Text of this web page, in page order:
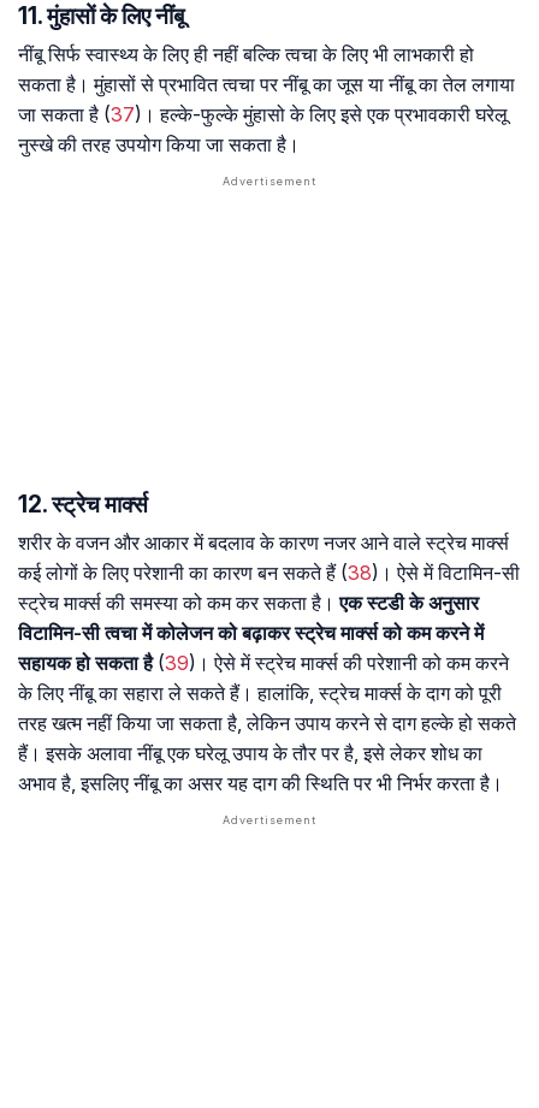
11. मुंहासों के लिए नींबू
नींबू सिर्फ स्वास्थ्य के लिए ही नहीं बल्कि त्वचा के लिए भी लाभकारी हो
सकता है। मुंहासों से प्रभावित त्वचा पर नींबू का जूस या नींबू का तेल लगाया
जा सकता है (37)। हल्के-फुल्के मुंहासो के लिए इसे एक प्रभावकारी घरेलू
नुस्खे की तरह उपयोग किया जा सकता है।
12. स्ट्रेच मार्क्स
शरीर के वजन और आकार में बदलाव के कारण नजर आने वाले स्ट्रेच मार्क्स
कई लोगों के लिए परेशानी का कारण बन सकते हैं (38)। ऐसे में विटामिन-सी
स्ट्रेच मार्क्स की समस्या को कम कर सकता है।एक स्टडी के अनुसार
विटामिन-सी त्वचा में कोलेजन को बढ़ाकर स्ट्रेच मार्क्स को कम करने में
सहायक हो सकता है(39)। ऐसे में स्ट्रेच मार्क्स की परेशानी को कम करने
के लिए नींबू का सहारा ले सकते हैं। हालांकि, स्ट्रेच मार्क्स के दाग को पूरी
तरह खत्म नहीं किया जा सकता है, लेकिन उपाय करने से दाग हल्के हो सकते
हैं। इसके अलावा नींबू एक घरेलू उपाय के तौर पर है, इसे लेकर शोध का
अभाव है, इसलिए नींबू का असर यह दाग की स्थिति पर भी निर्भर करता है।